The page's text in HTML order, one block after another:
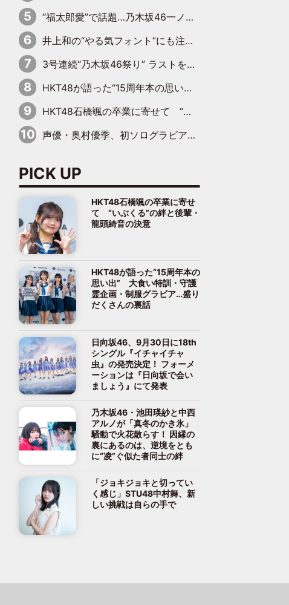
“福太郎愛”で話題…乃木坂46一ノ瀬美空、地元福岡『めんべい25周年トップサポーター』に就任
井上和の“やる気フォント”にも注目 乃木坂46が挑んだ書道パフォーマンスの舞台裏
3号連続“乃木坂46祭り” ラストを飾るのは賀喜遥香…5年ぶりの登場に「5年分大人になった私を見ていただけたら」
HKT48が語った“15周年本の思い出” 大食い特訓・守護霊企画・制服グラビア…盛りだくさんの裏話
HKT48石橋颯の卒業に寄せて “いぶくる”の絆と後輩・龍頭綺音の決意
声優・奥村優季、初ソログラビアで初ソロ表紙を飾る！ 初めて見せる表情や、声優を志したきっかけなどを語った必読のインタビューを掲載
PICK UP
HKT48石橋颯の卒業に寄せ
て “いぶくる”の絆と後輩・
龍頭綺音の決意
HKT48が語った“15周年本の
思い出” 大食い特訓・守護
霊企画・制服グラビア…盛り
だくさんの裏話
日向坂46、9月30日に18th
シングル『イチャイチャ
虫』の発売決定！ フォーメ
ーションは『日向坂で会い
ましょう』にて発表
乃木坂46・池田瑛紗と中西
アルノが「真冬のかき氷」
騒動で火花散らす！ 因縁の
裏にあるのは、逆境をとも
に“凌”ぐ似た者同士の絆
「ジョキジョキと切ってい
く感じ」STU48中村舞、新
しい挑戦は自らの手で